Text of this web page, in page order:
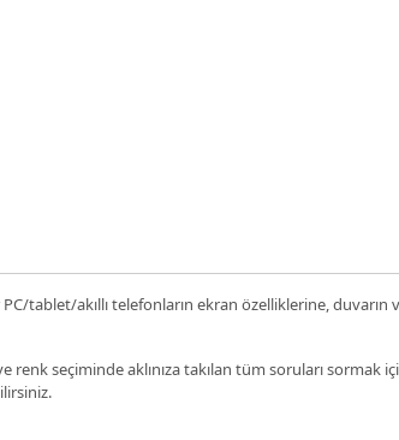
tablet/akıllı telefonların ekran özelliklerine,
seçiminde aklınıza takılan tüm soruları sormak